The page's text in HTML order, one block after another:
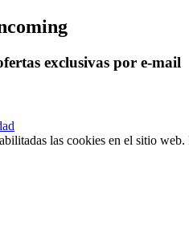
exclusivas por e-mail
las cookies en el sitio